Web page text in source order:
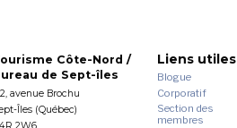
Côte-Nord /
de Sept-îles
avenue Brochu
Îles (Québec)
Liens utiles
Blogue
Corporatif
Section des
membres